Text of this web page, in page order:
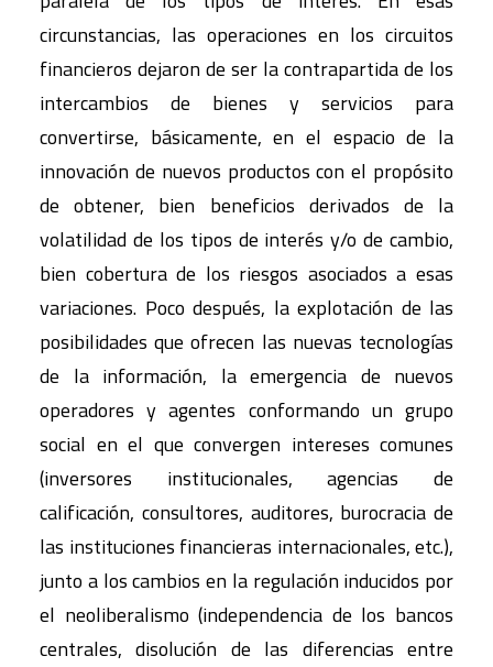
circunstancias, las operaciones en los circuitos
financieros dejaron de ser la contrapartida de los
intercambios de bienes y servicios para
convertirse, básicamente, en el espacio de la
innovación de nuevos productos con el propósito
de obtener, bien beneficios derivados de la
volatilidad de los tipos de interés y/o de cambio,
bien cobertura de los riesgos asociados a esas
variaciones. Poco después, la explotación de las
posibilidades que ofrecen las nuevas tecnologías
de la información, la emergencia de nuevos
operadores y agentes conformando un grupo
social en el que convergen intereses comunes
(inversores institucionales, agencias de
calificación, consultores, auditores, burocracia de
las instituciones financieras internacionales, etc.),
junto a los cambios en la regulación inducidos por
el neoliberalismo (independencia de los bancos
centrales, disolución de las diferencias entre